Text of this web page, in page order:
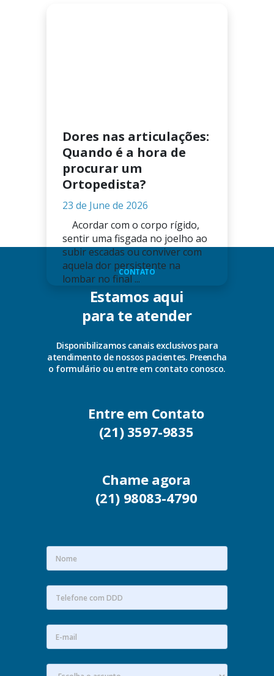
Dores nas articulações:
Quando é a hora de
procurar um
Ortopedista?
23 de June de 2026
Acordar com o corpo rígido,
sentir uma fisgada no joelho ao
subir escadas ou conviver com
aquela dor persistente na
lombar no final ...
CONTATO
Estamos aqui
para te atender
Disponibilizamos canais exclusivos para
atendimento de nossos pacientes. Preencha
o formulário ou entre em contato conosco.
Entre em Contato
(21) 3597-9835
Chame agora
(21) 98083-4790